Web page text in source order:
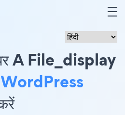
A File_display